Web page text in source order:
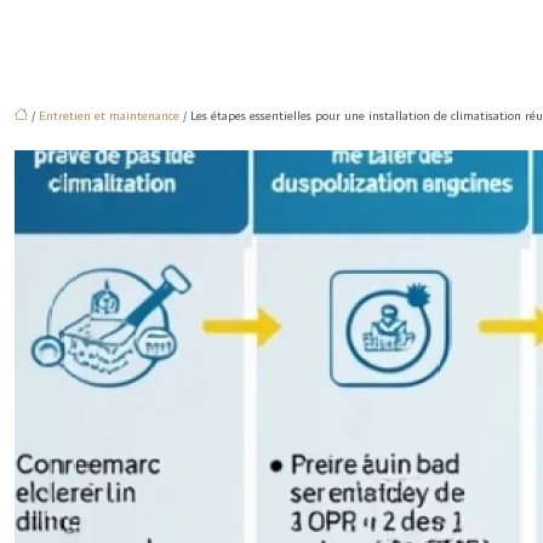
/ Entretien et maintenance / Les étapes essentielles pour une installation de climatisation